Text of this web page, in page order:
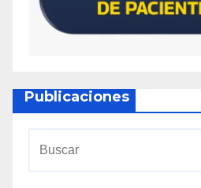
Publicaciones